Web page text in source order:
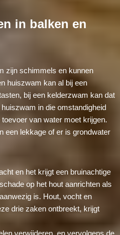
in balken en
zijn schimmels en kunnen
huiszwam kan al bij een
bij een kelderzwam kan dat
in die omstandigheid
van water moet krijgen.
een lekkage of er is grondwater
en het krijgt een bruinachtige
op het hout aanrichten als
is. Hout, vocht en
drie zaken ontbreekt, krijgt
verwijderen, en vervolgens de